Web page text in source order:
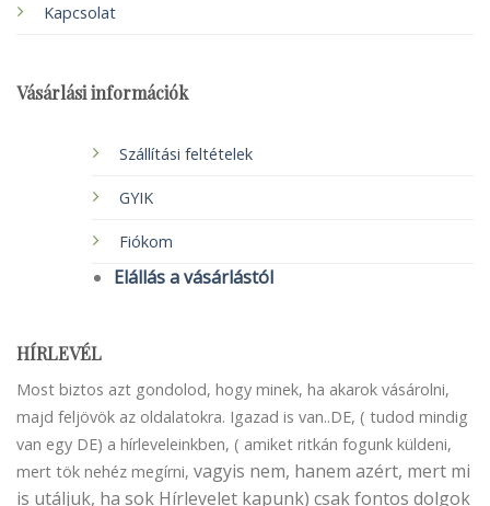
Kapcsolat
Vásárlási információk
Szállítási feltételek
GYIK
Fiókom
Elállás a vásárlástól
HÍRLEVÉL
Most biztos azt gondolod, hogy minek, ha akarok vásárolni,
majd feljövök az oldalatokra. Igazad is van..DE, ( tudod mindig
van egy DE) a hírleveleinkben, ( amiket ritkán fogunk küldeni,
mert tök nehéz megírni, vagyis nem, hanem azért, mert mi
is utáljuk, ha sok Hírlevelet kapunk) csak fontos dolgok